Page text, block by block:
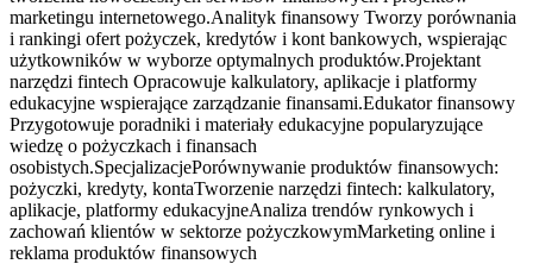
marketingu internetowego.Analityk finansowy Tworzy porównania
i rankingi ofert pożyczek, kredytów i kont bankowych, wspierając
użytkowników w wyborze optymalnych produktów.Projektant
narzędzi fintech Opracowuje kalkulatory, aplikacje i platformy
edukacyjne wspierające zarządzanie finansami.Edukator finansowy
Przygotowuje poradniki i materiały edukacyjne popularyzujące
wiedzę o pożyczkach i finansach
osobistych.SpecjalizacjePorównywanie produktów finansowych:
pożyczki, kredyty, kontaTworzenie narzędzi fintech: kalkulatory,
aplikacje, platformy edukacyjneAnaliza trendów rynkowych i
zachowań klientów w sektorze pożyczkowymMarketing online i
reklama produktów finansowych